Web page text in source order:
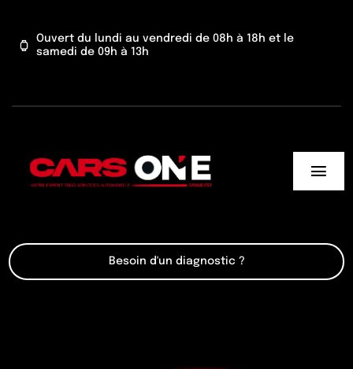
contenu
Ouvert du lundi au vendredi de 08h à 18h et le
samedi de 09h à 13h
Besoin d'un diagnostic ?